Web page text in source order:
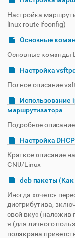
Настройка
linux route ifconfig)
Основные
Основные команды
Настройка
Полное описание
Использование
маршрутизатора
Подробное
Настройка
Краткое описание
GNU/Linux
deb пакеты (Как
Иногда хочется
дистрибутива,
свой вкус (наложив
я (для личного
полэкрана